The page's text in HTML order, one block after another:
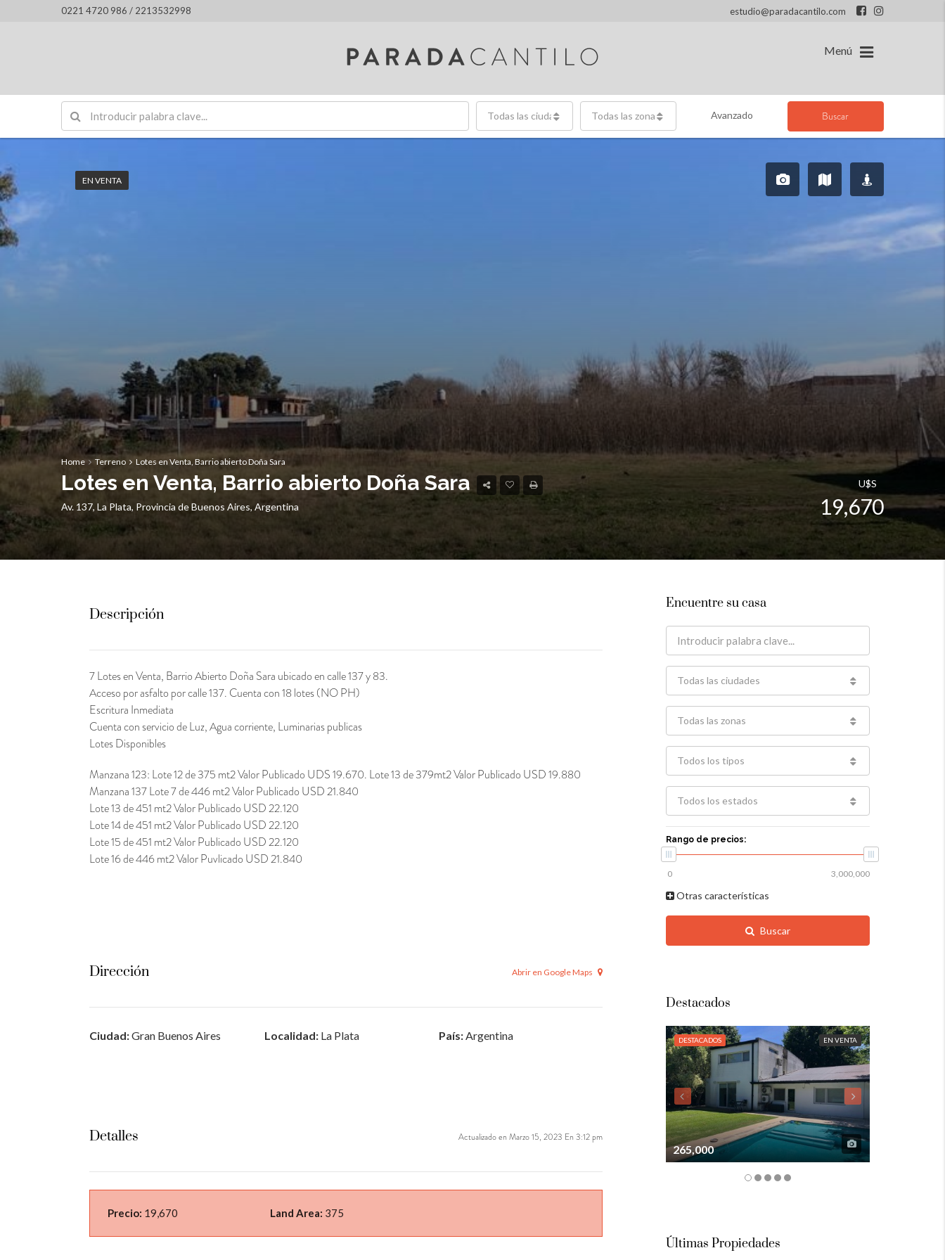
0221 4720 986 / 2213532998 estudio@paradacantilo.com
Menú
Todas las ciudades Todas las zonas Avanzado Buscar
EN VENTA
Home Terreno Lotes en Venta, Barrio abierto Doña Sara
Lotes en Venta, Barrio abierto Doña Sara
Av. 137, La Plata, Provincia de Buenos Aires, Argentina
U$S
19,670
Descripción
7 Lotes en Venta, Barrio Abierto Doña Sara ubicado en calle 137 y 83.
Acceso por asfalto por calle 137. Cuenta con 18 lotes (NO PH)
Escritura Inmediata
Cuenta con servicio de Luz, Agua corriente, Luminarias publicas
Lotes Disponibles
Manzana 123: Lote 12 de 375 mt2 Valor Publicado UDS 19.670. Lote 13 de 379mt2 Valor Publicado USD 19.880
Manzana 137 Lote 7 de 446 mt2 Valor Publicado USD 21.840
Lote 13 de 451 mt2 Valor Publicado USD 22.120
Lote 14 de 451 mt2 Valor Publicado USD 22.120
Lote 15 de 451 mt2 Valor Publicado USD 22.120
Lote 16 de 446 mt2 Valor Puvlicado USD 21.840
Dirección Abrir en Google Maps
Ciudad:Gran Buenos Aires Localidad: La Plata País:Argentina
Detalles Actualizado en Marzo 15, 2023 En 3:12 pm
Precio: 19,670 Land Area: 375
Encuentre su casa
Todas las ciudades
Todas las zonas
Todos los tipos
Todos los estados
Rango de precios:
Otras características
Buscar
Destacados
DESTACADOS EN VENTA
265,000
Últimas Propiedades